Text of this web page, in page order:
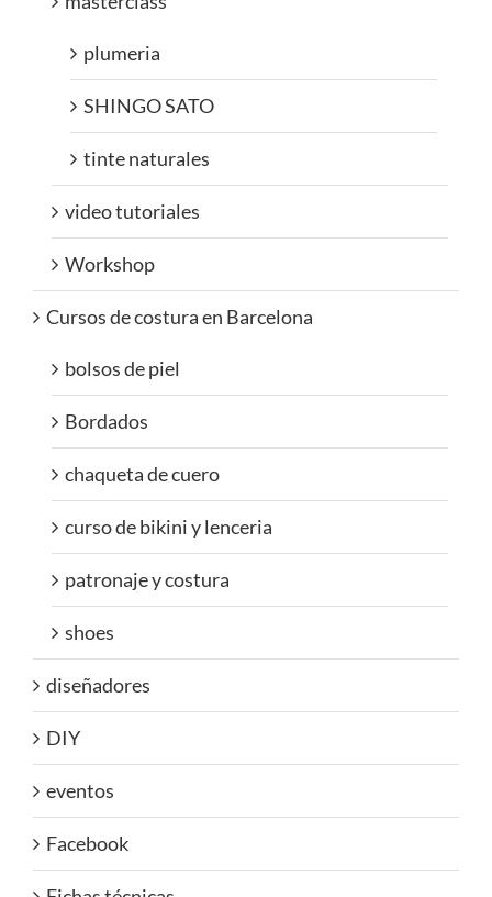
plumeria
SHINGO SATO
tinte naturales
video tutoriales
Workshop
Cursos de costura en Barcelona
bolsos de piel
Bordados
chaqueta de cuero
curso de bikini y lenceria
patronaje y costura
shoes
diseñadores
DIY
eventos
Facebook